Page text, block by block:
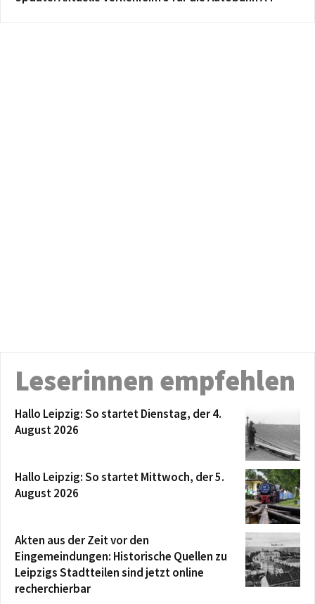
Leserinnen empfehlen
Hallo Leipzig: So startet Dienstag, der 4.
August 2026
Hallo Leipzig: So startet Mittwoch, der 5.
August 2026
Akten aus der Zeit vor den
Eingemeindungen: Historische Quellen zu
Leipzigs Stadtteilen sind jetzt online
recherchierbar